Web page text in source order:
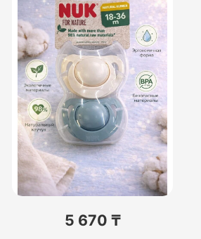
5 670 ₸